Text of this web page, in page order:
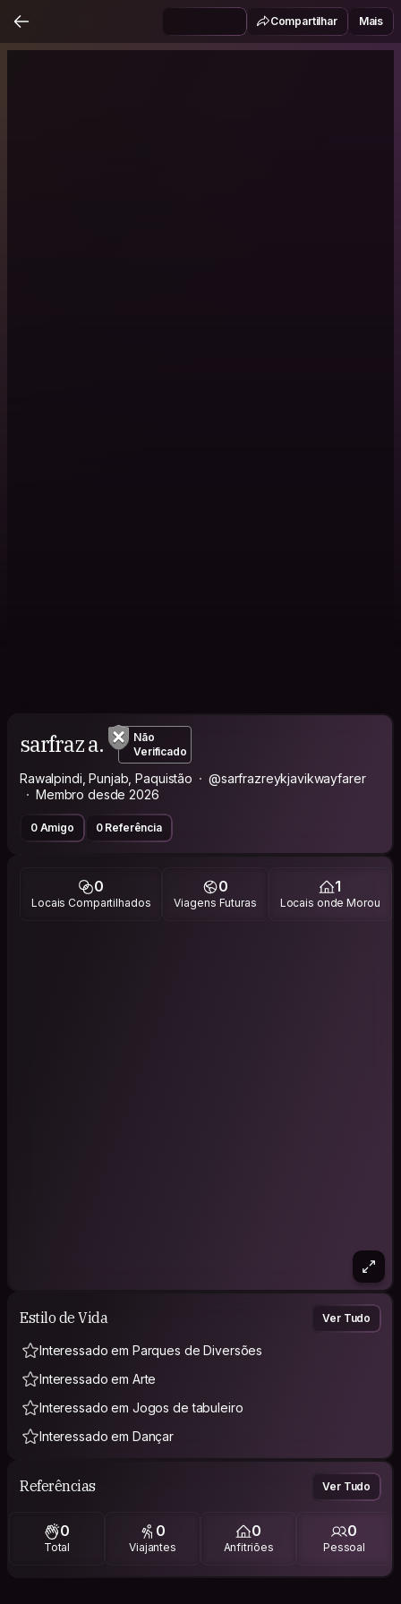
Compartilhar Mais
sarfraz a.
Não
Verificado
Rawalpindi, Punjab, Paquistão
@sarfrazreykjavikwayfarer
Membro desde 2026
0 Amigo 0 Referência
0
Locais Compartilhados
0
Viagens Futuras
1
Locais onde Morou
Estilo de Vida Ver Tudo
Interessado em Parques de Diversões
Interessado em Arte
Interessado em Jogos de tabuleiro
Interessado em Dançar
Referências Ver Tudo
0
Total
0
Viajantes
0
Anfitriões
0
Pessoal